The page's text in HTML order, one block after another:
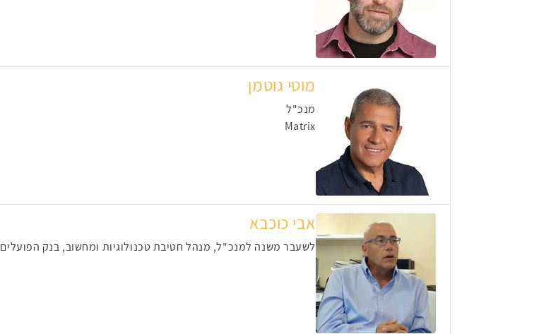
מוטי גוטמן
מנכ"ל
Matrix
אבי כוכבא
לשעבר משנה למנכ"ל, מנהל חטיבת טכנולוגיות ומחשוב, בנק הפועלים